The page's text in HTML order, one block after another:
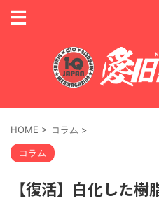
HOME > コラム >
コラム
【復活】白化した